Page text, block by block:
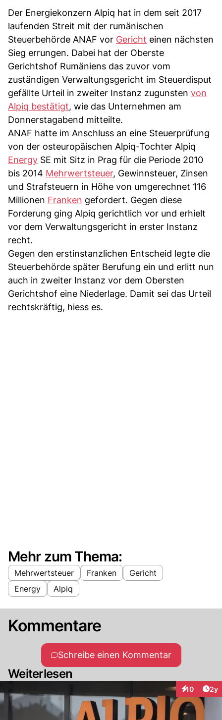
Der Energiekonzern Alpiq hat in dem seit 2017
laufenden Streit mit der rumänischen
Steuerbehörde ANAF vor Gericht einen nächsten
Sieg errungen. Dabei hat der Oberste
Gerichtshof Rumäniens das zuvor vom
zuständigen Verwaltungsgericht im Steuerdisput
gefällte Urteil in zweiter Instanz zugunsten von
Alpiq bestätigt, wie das Unternehmen am
Donnerstagabend mitteilte.
ANAF hatte im Anschluss an eine Steuerprüfung
von der osteuropäischen Alpiq-Tochter Alpiq
Energy SE mit Sitz in Prag für die Periode 2010
bis 2014 Mehrwertsteuer, Gewinnsteuer, Zinsen
und Strafsteuern in Höhe von umgerechnet 116
Millionen Franken gefordert. Gegen diese
Forderung ging Alpiq gerichtlich vor und erhielt
vor dem Verwaltungsgericht in erster Instanz
recht.
Gegen den erstinstanzlichen Entscheid legte die
Steuerbehörde später Berufung ein und erlitt nun
auch in zweiter Instanz vor dem Obersten
Gerichtshof eine Niederlage. Damit sei das Urteil
rechtskräftig, hiess es.
Mehr zum Thema:
Mehrwertsteuer Franken
Gericht
Energy
Alpiq
Kommentare
Schreibe einen Kommentar
Weiterlesen
10 2y